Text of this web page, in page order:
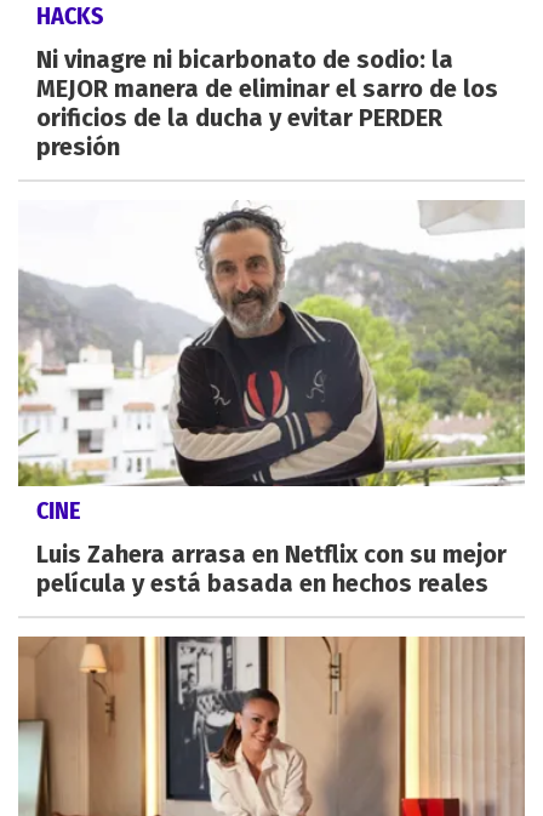
HACKS
Ni vinagre ni bicarbonato de sodio: la
MEJOR manera de eliminar el sarro de los
orificios de la ducha y evitar PERDER
presión
CINE
Luis Zahera arrasa en Netflix con su mejor
película y está basada en hechos reales